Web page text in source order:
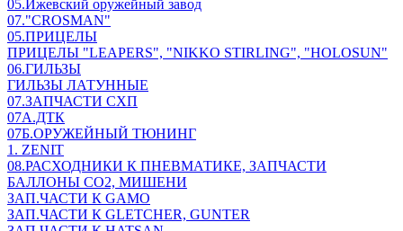
05.Ижевский оружейный завод
07."CROSMAN"
05.ПРИЦЕЛЫ
ПРИЦЕЛЫ "LEAPERS", "NIKKO STIRLING", "HOLOSUN"
06.ГИЛЬЗЫ
ГИЛЬЗЫ ЛАТУННЫЕ
07.ЗАПЧАСТИ СХП
07А.ДТК
07Б.ОРУЖЕЙНЫЙ ТЮНИНГ
1. ZENIT
08.РАСХОДНИКИ К ПНЕВМАТИКЕ, ЗАПЧАСТИ
БАЛЛОНЫ CO2, МИШЕНИ
ЗАП.ЧАСТИ К GAMO
ЗАП.ЧАСТИ К GLETCHER, GUNTER